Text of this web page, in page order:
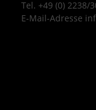
Tel. +49 (0) 2238/
E-Mail-Adresse